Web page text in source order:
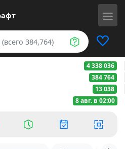
4 338 036
384 764
13 038
8 авг. в 02:00